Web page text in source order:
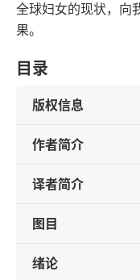
全球妇女的现状，向
果。
目录
版权信息
作者简介
译者简介
图目
绪论